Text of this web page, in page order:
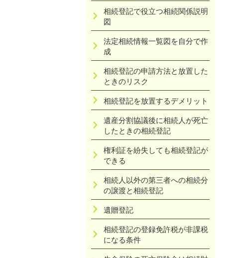
相続登記で役立つ相続関係説明
図
法定相続情報一覧図を自分で作
成
相続登記の申請方法と放置した
ときのリスク
相続登記を放置するデメリット
遺産分割協議後に相続人が死亡
したときの相続登記
権利証を紛失しても相続登記が
できる
相続人以外の第三者への相続分
の譲渡と相続登記
遺贈登記
相続登記の登録免許税が非課税
になる条件